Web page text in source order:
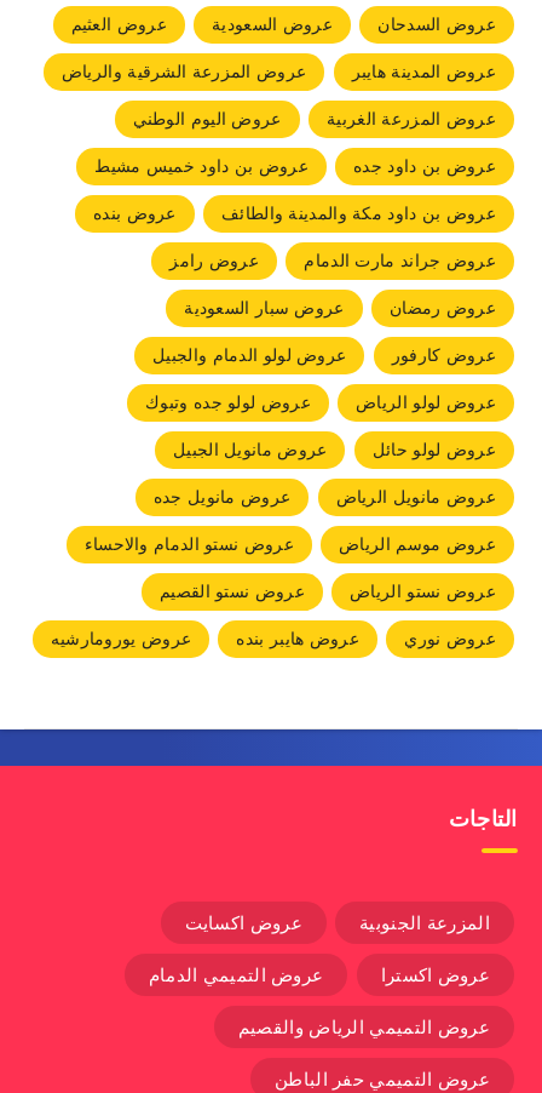
عروض السدحان
عروض السعودية
عروض العثيم
عروض المدينة هايبر
عروض المزرعة الشرقية والرياض
عروض المزرعة الغربية
عروض اليوم الوطني
عروض بن داود جده
عروض بن داود خميس مشيط
عروض بن داود مكة والمدينة والطائف
عروض بنده
عروض جراند مارت الدمام
عروض رامز
عروض رمضان
عروض سبار السعودية
عروض كارفور
عروض لولو الدمام والجبيل
عروض لولو الرياض
عروض لولو جده وتبوك
عروض لولو حائل
عروض مانويل الجبيل
عروض مانويل الرياض
عروض مانويل جده
عروض موسم الرياض
عروض نستو الدمام والاحساء
عروض نستو الرياض
عروض نستو القصيم
عروض نوري
عروض هايبر بنده عروض يورومارشيه
التاجات
المزرعة الجنوبية عروض اكسايت
عروض اكسترا عروض التميمي الدمام
عروض التميمي الرياض والقصيم
عروض التميمي حفر الباطن